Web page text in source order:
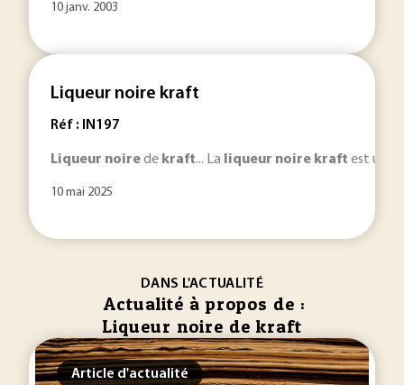
10 janv. 2003
Liqueur noire kraft
Réf : IN197
Liqueur noirede kraft... La liqueur noire kraft est un
10 mai 2025
DANS L'ACTUALITÉ
Actualité à propos de :
Liqueur noire de kraft
Article d'actualité